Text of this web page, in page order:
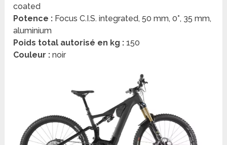
coated
Potence : Focus C.I.S. integrated, 50 mm, 0°, 35 mm,
aluminium
Poids total autorisé en kg : 150
Couleur : noir